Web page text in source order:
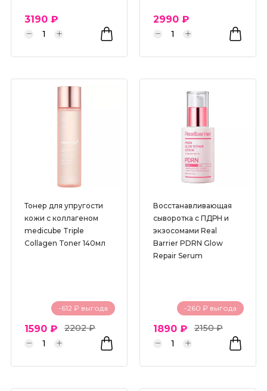
3190 ₽ 2990 ₽
Тонер для упругости
кожи с коллагеном
medicube Triple
Collagen Toner 140мл
-612 ₽ выгода
1590 ₽ 2202 ₽
Восстанавливающая
сыворотка с ПДРН и
экзосомами Real
Barrier PDRN Glow
Repair Serum
-260 ₽ выгода
1890 ₽ 2150 ₽